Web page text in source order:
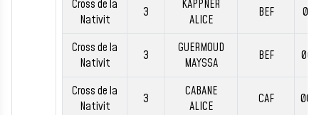
Cross de la
Nativit
3
KAPPNER
ALICE
BEF
Cross de la
Nativit
3
GUERMOUD
MAYSSA
BEF
Cross de la
Nativit
3
CABANE
ALICE
CAF